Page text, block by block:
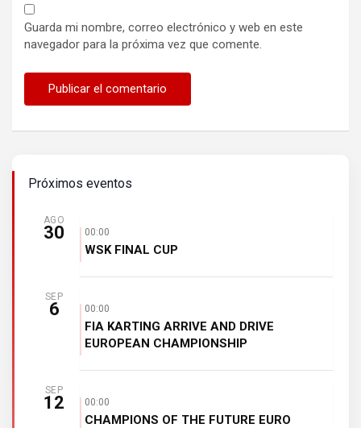
Guarda mi nombre, correo electrónico y web en este
navegador para la próxima vez que comente.
Próximos eventos
AGO
30 00:00
WSK FINAL CUP
SEP
6 00:00
FIA KARTING ARRIVE AND DRIVE
EUROPEAN CHAMPIONSHIP
SEP
12 00:00
CHAMPIONS OF THE FUTURE EURO